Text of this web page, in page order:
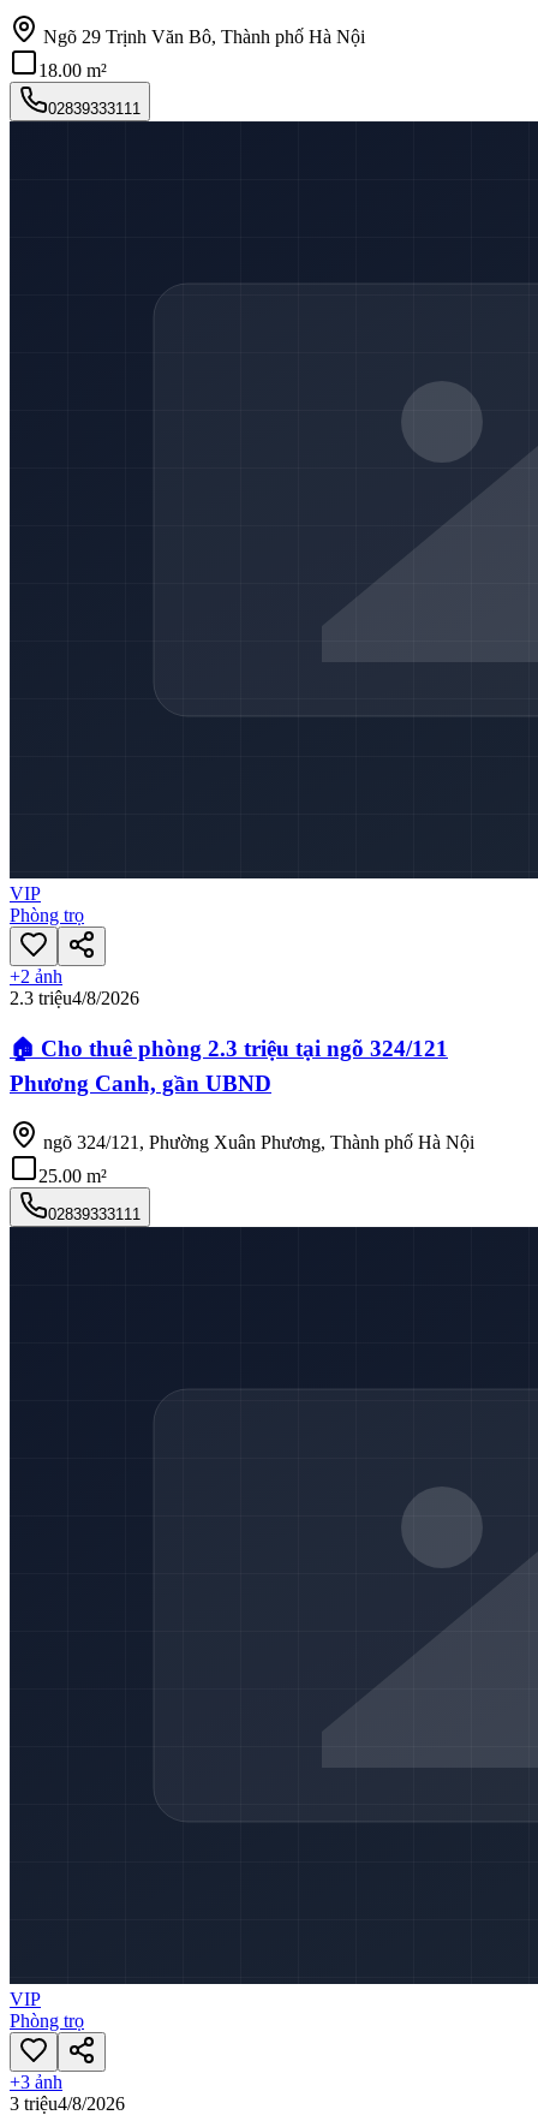
Ngõ 29 Trịnh Văn Bô, Thành phố Hà Nội
18.00 m²
02839333111
VIP
Phòng trọ
+2 ảnh
2.3 triệu4/8/2026
🏠 Cho thuê phòng 2.3 triệu tại ngõ 324/121
Phương Canh, gần UBND
ngõ 324/121, Phường Xuân Phương, Thành phố Hà Nội
25.00 m²
02839333111
VIP
Phòng trọ
+3 ảnh
3 triệu4/8/2026